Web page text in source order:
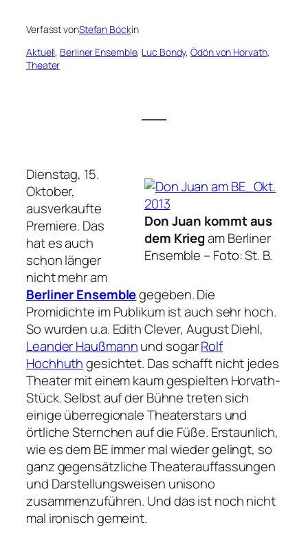
Verfasst vonStefan Bockin
Aktuell, Berliner Ensemble, Luc Bondy, Ödön von Horvath
Theater
Don Juan kommt aus
dem Kriegam Berliner
Ensemble – Foto: St. B.
Dienstag, 15.
Oktober,
ausverkaufte
Premiere. Das
hat es auch
schon länger
nicht mehr am
Berliner Ensemblegegeben. Die
Promidichte im Publikum ist auch sehr hoch.
So wurden u.a. Edith Clever, August Diehl,
Leander Haußmannund sogarRolf
Hochhuthgesichtet. Das schafft nicht jedes
Theater mit einem kaum gespielten Horvath-
Stück. Selbst auf der Bühne treten sich
einige überregionale Theaterstars und
örtliche Sternchen auf die Füße. Erstaunlich,
wie es dem BE immer mal wieder gelingt, so
ganz gegensätzliche Theaterauffassungen
und Darstellungsweisen unisono
zusammenzuführen. Und das ist noch nicht
mal ironisch gemeint.